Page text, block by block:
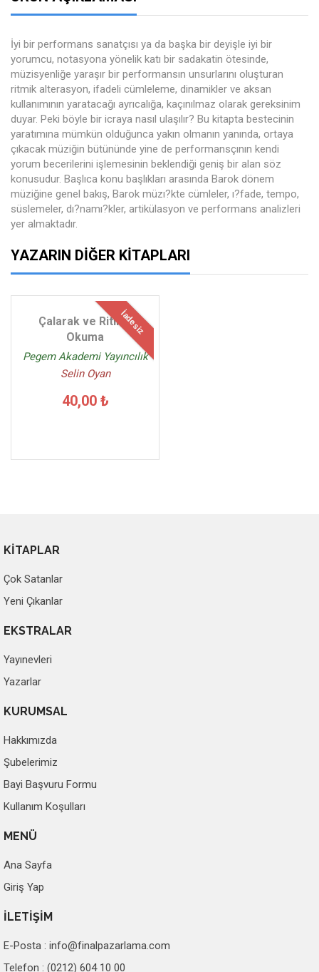
İyi bir performans sanatçısı ya da başka bir deyişle iyi bir
yorumcu, notasyona yönelik katı bir sadakatin ötesinde,
müzisyenliğe yaraşır bir performansın unsurlarını oluşturan
ritmik alterasyon, ifadeli cümleleme, dinamikler ve aksan
kullanımının yaratacağı ayrıcalığa, kaçınılmaz olarak gereksinim
duyar. Peki böyle bir icraya nasıl ulaşılır? Bu kitapta bestecinin
yaratımına mümkün olduğunca yakın olmanın yanında, ortaya
çıkacak müziğin bütününde yine de performansçının kendi
yorum becerilerini işlemesinin beklendiği geniş bir alan söz
konusudur. Başlıca konu başlıkları arasında Barok dönem
müziğine genel bakış, Barok müzı?kte cümleler, ı?fade, tempo,
süslemeler, dı?namı?kler, artikülasyon ve performans analizleri
yer almaktadır.
YAZARIN DIĞER KITAPLARI
İadesiz
Çalarak ve Ritimli
Okuma
Pegem Akademi Yayıncılık
Selin Oyan
40,00 ₺
KİTAPLAR
Çok Satanlar
Yeni Çıkanlar
EKSTRALAR
Yayınevleri
Yazarlar
KURUMSAL
Hakkımızda
Şubelerimiz
Bayi Başvuru Formu
Kullanım Koşulları
MENÜ
Ana Sayfa
Giriş Yap
İLETİŞİM
E-Posta : info@finalpazarlama.com
Telefon : (0212) 604 10 00